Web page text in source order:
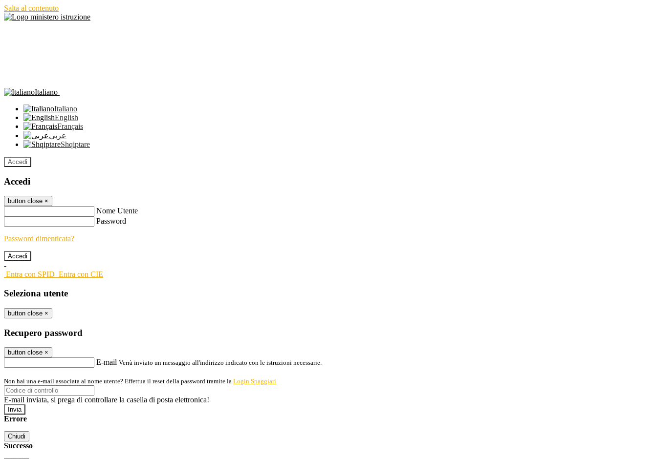
Salta al contenuto
Italiano
Italiano
English
Français
عربى
Shqiptare
Accedi
Accedi
button close ×
Nome Utente
Password
Password dimenticata?
-
Entra con SPID Entra con CIE
Seleziona utente
button close ×
Recupero password
button close ×
E-mail Verrà inviato un messaggio all'indirizzo indicato con le istruzioni necessarie.
Non hai una e-mail associata al nome utente? Effettua il reset della password tramite la Login Spaggiari
E-mail inviata, si prega di controllare la casella di posta elettronica!
Errore
Chiudi
Successo